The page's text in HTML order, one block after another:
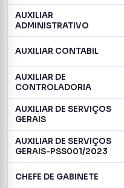
AUXILIAR
ADMINISTRATIVO
AUXILIAR CONTABIL
AUXILIAR DE
CONTROLADORIA
AUXILIAR DE SERVIÇOS
GERAIS
AUXILIAR DE SERVIÇOS
GERAIS-PSS001/2023
CHEFE DE GABINETE